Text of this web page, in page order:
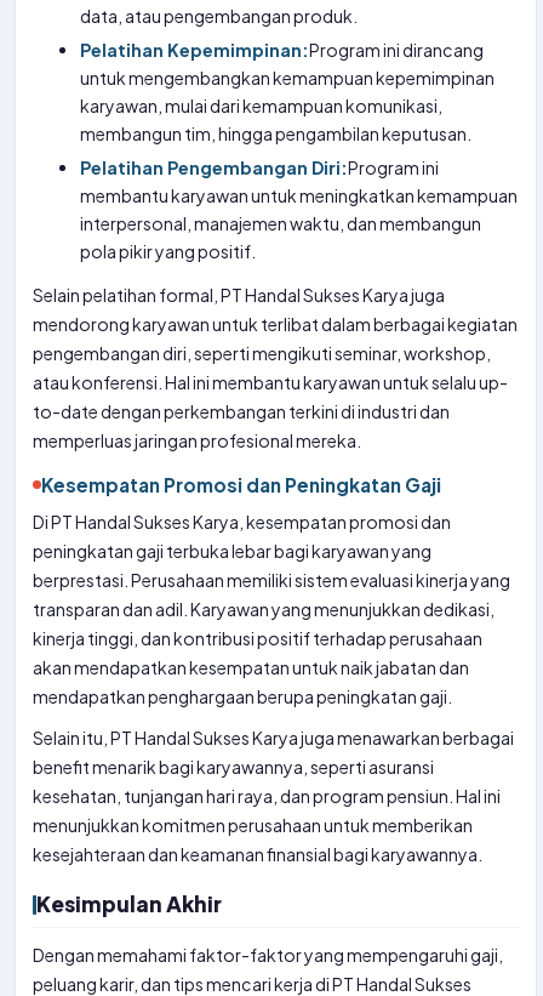
data, atau pengembangan produk.
Pelatihan Kepemimpinan:Program ini dirancang
untuk mengembangkan kemampuan kepemimpinan
karyawan, mulai dari kemampuan komunikasi,
membangun tim, hingga pengambilan keputusan.
Pelatihan Pengembangan Diri:Program ini
membantu karyawan untuk meningkatkan kemampuan
interpersonal, manajemen waktu, dan membangun
pola pikir yang positif.
Selain pelatihan formal, PT Handal Sukses Karya juga
mendorong karyawan untuk terlibat dalam berbagai kegiatan
pengembangan diri, seperti mengikuti seminar, workshop,
atau konferensi. Hal ini membantu karyawan untuk selalu up-
to-date dengan perkembangan terkini di industri dan
memperluas jaringan profesional mereka.
Kesempatan Promosi dan Peningkatan Gaji
Di PT Handal Sukses Karya, kesempatan promosi dan
peningkatan gaji terbuka lebar bagi karyawan yang
berprestasi. Perusahaan memiliki sistem evaluasi kinerja yang
transparan dan adil. Karyawan yang menunjukkan dedikasi,
kinerja tinggi, dan kontribusi positif terhadap perusahaan
akan mendapatkan kesempatan untuk naik jabatan dan
mendapatkan penghargaan berupa peningkatan gaji.
Selain itu, PT Handal Sukses Karya juga menawarkan berbagai
benefit menarik bagi karyawannya, seperti asuransi
kesehatan, tunjangan hari raya, dan program pensiun. Hal ini
menunjukkan komitmen perusahaan untuk memberikan
kesejahteraan dan keamanan finansial bagi karyawannya.
Kesimpulan Akhir
Dengan memahami faktor-faktor yang mempengaruhi gaji,
peluang karir, dan tips mencari kerja di PT Handal Sukses